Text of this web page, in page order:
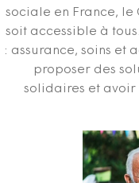
sociale en France, le
soit accessible à
: assurance, soins et
proposer des
solidaires et avoir